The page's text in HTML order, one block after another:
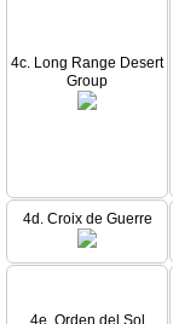
4c. Long Range Desert
Group
4d. Croix de Guerre
4e. Orden del Sol